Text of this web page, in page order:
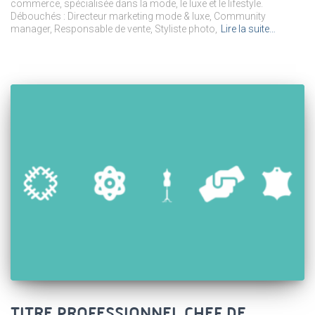
commerce, spécialisée dans la mode, le luxe et le lifestyle.
Débouchés : Directeur marketing mode & luxe, Community
manager, Responsable de vente, Styliste photo,
Lire la suite…